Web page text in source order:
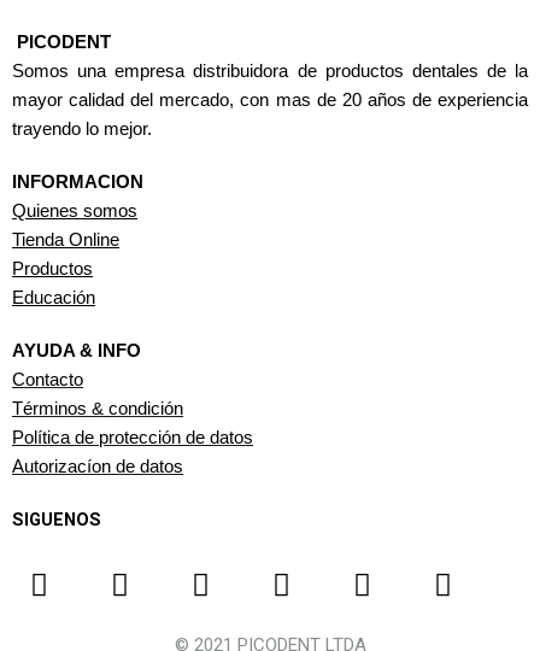
PICODENT
Somos una empresa distribuidora de productos dentales de la
mayor calidad del mercado, con mas de 20 años de experiencia
trayendo lo mejor.
INFORMACION
Quienes somos
Tienda Online
Productos
Educación
AYUDA & INFO
Contacto
Términos & condición
Política de protección de datos
Autorizacíon de datos
SIGUENOS
F
a
I
n
T
i
k
Y
o
u
W
h
a
L
i
© 2021 PICODENT LTDA